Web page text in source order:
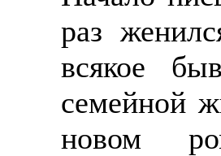
раз
всякое
семейной
новом